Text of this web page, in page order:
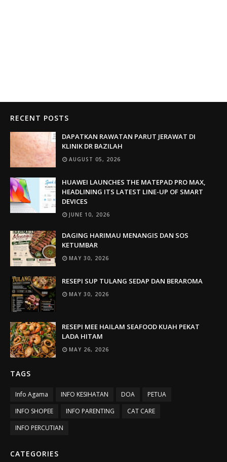
RECENT POSTS
DAPATKAN RAWATAN PARUT JERAWAT DI
KLINIK DR BAZILAH
AUGUST 05, 2026
HUAWEI LAUNCHES THE MATEPAD PRO MAX,
HEADLINING ITS LATEST LINE-UP OF SMART
DEVICES
JUNE 10, 2026
DAGING HARIMAU MENANGIS DAN SOS
KETUMBAR
MAY 30, 2026
RESEPI SUP TULANG SEDAP DAN BERAROMA
MAY 30, 2026
RESEPI MEE HAILAM SEAFOOD KUAH PEKAT
LADA HITAM
MAY 26, 2026
TAGS
Info Agama INFO KESIHATAN DOA
PETUA
INFO SHOPEE
INFO PARENTING
CAT CARE
INFO PERCUTIAN
CATEGORIES